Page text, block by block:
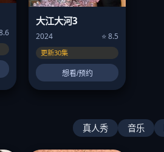
大江大河3
2024 ⭐ 8.5
更新30集
想看/预约
真人秀 音乐